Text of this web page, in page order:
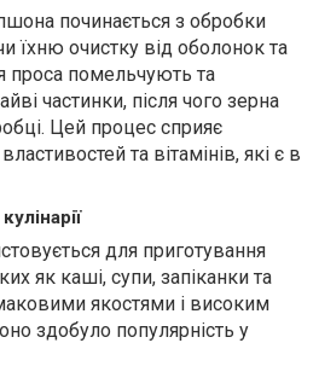
починається з обробки
їхню очистку від оболонок та
проса помельчують та
частинки, після чого зерна
Цей процес сприяє
та вітамінів, які є в
для приготування
як каші, супи, запіканки та
якостями і високим
здобуло популярність у